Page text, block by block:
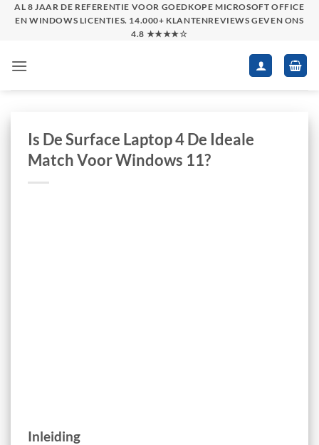
SkipAL 8 JAAR DE REFERENTIE VOOR GOEDKOPE MICROSOFT OFFICE
EN WINDOWS LICENTIES. 14.000+ KLANTENREVIEWS GEVEN ONS
4.8 ★★★★☆
Is De Surface Laptop 4 De Ideale
Match Voor Windows 11?
Inleiding